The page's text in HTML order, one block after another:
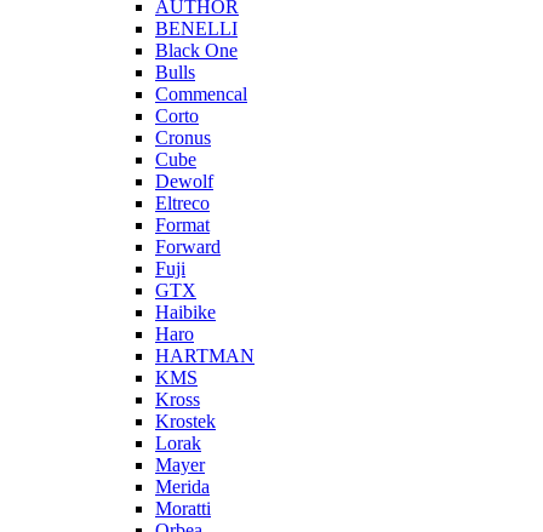
AUTHOR
BENELLI
Black One
Bulls
Commencal
Corto
Cronus
Cube
Dewolf
Eltreco
Format
Forward
Fuji
GTX
Haibike
Haro
HARTMAN
KMS
Kross
Krostek
Lorak
Mayer
Merida
Moratti